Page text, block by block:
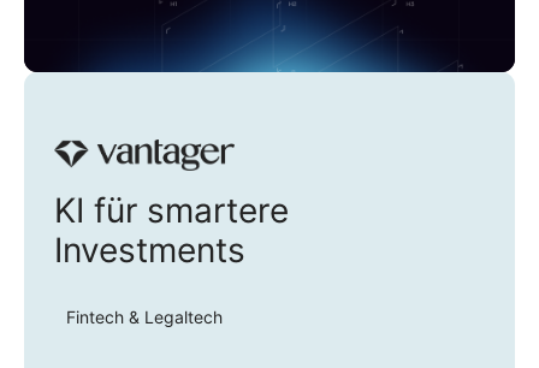
Vantager
KI für smartere
Investments
Fintech & Legaltech